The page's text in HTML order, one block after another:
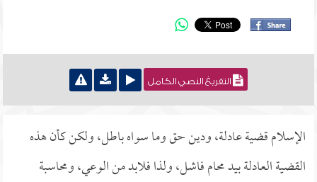
التفريغ النصي الكامل
الإسلام قضية عادلة، ودين حق وما سواه باطل، ولكن كأن هذه
القضية العادلة بيد محام فاشل، ولذا فلابد من الوعي، ومحاسبة